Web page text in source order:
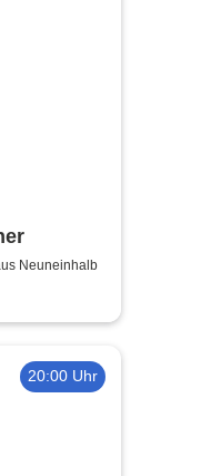
Neuneinhalb
20:00 Uhr